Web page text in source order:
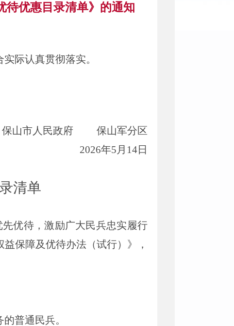
待优惠目录清单》的通知
实际认真贯彻落实。
保山市人民政府 保山军分区
2026年5月 14日
清单
优待，激励广大民兵忠实履行
保障及优待办法（试行）》，
普通民兵。